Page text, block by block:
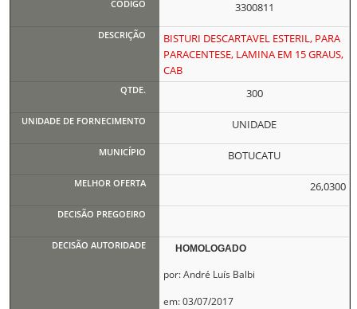
3300811
BISTURI DESCARTAVEL ESTERIL, PARA
PARACENTESE, LAMINA EM 15 GRAUS,
CAB
300
UNIDADE
BOTUCATU
26,0300
HOMOLOGADO
por: André Luís Balbi
em: 03/07/2017